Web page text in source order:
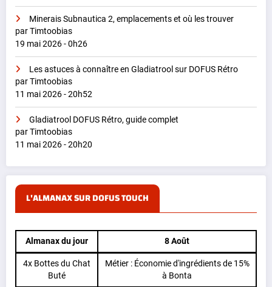
Minerais Subnautica 2, emplacements et où les trouver
par Timtoobias
19 mai 2026 - 0h26
Les astuces à connaître en Gladiatrool sur DOFUS Rétro
par Timtoobias
11 mai 2026 - 20h52
Gladiatrool DOFUS Rétro, guide complet
par Timtoobias
11 mai 2026 - 20h20
L'ALMANAX SUR DOFUS TOUCH
Almanax du jour 8 Août
4x Bottes du Chat
Buté
Métier : Économie d'ingrédients de 15%
à Bonta